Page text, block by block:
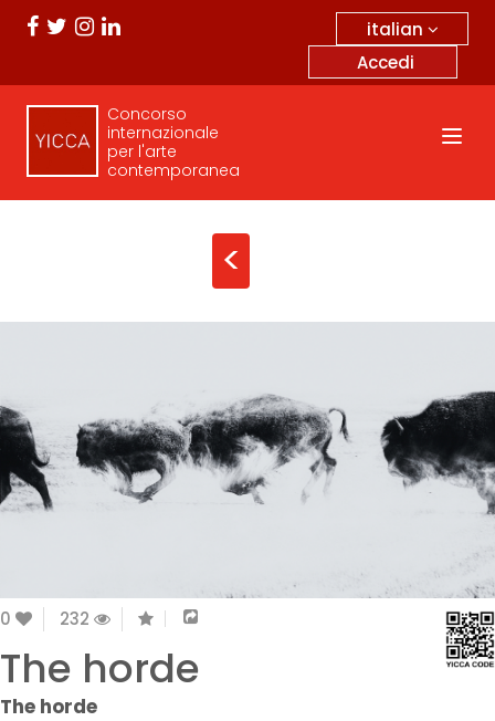
italian
Accedi
Concorso
internazionale
per l'arte
contemporanea
<
0 232
The horde
The horde